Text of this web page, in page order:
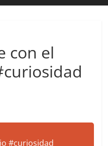
con el
#curiosidad